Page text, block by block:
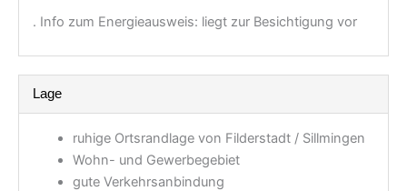
. Info zum Energieausweis: liegt zur Besichtigung vor
Lage
ruhige Ortsrandlage von Filderstadt / Sillmingen
Wohn- und Gewerbegebiet
gute Verkehrsanbindung